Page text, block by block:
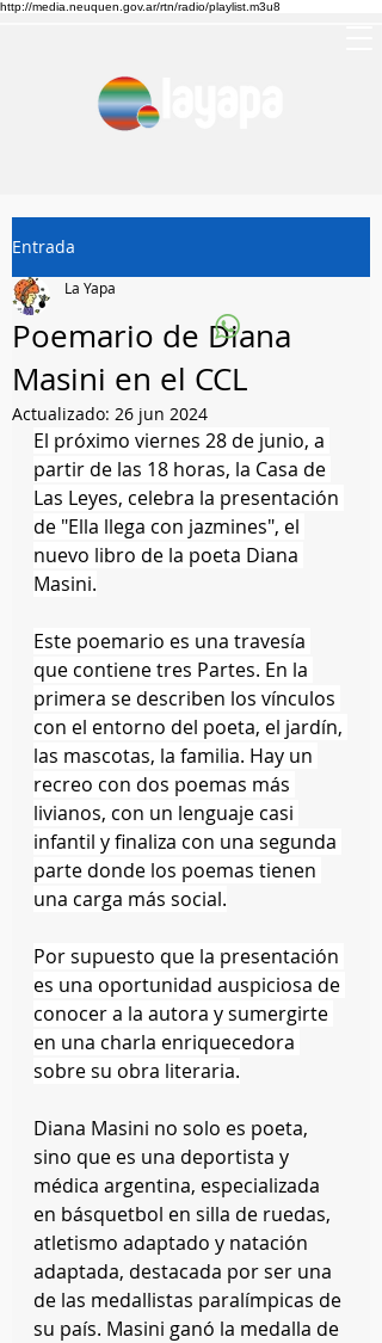
http://media.neuquen.gov.ar/rtn/radio/playlist.m3u8
Entrada
Poemario de Diana
Masini en el CCL
La Yapa
Actualizado: 26 jun 2024
El próximo viernes 28 de junio, a
partir de las 18 horas, la Casa de
Las Leyes, celebra la presentación
de "Ella llega con jazmines", el
nuevo libro de la poeta Diana
Masini.
Este poemario es una travesía
que contiene tres Partes. En la
primera se describen los vínculos
con el entorno del poeta, el jardín,
las mascotas, la familia. Hay un
recreo con dos poemas más
livianos, con un lenguaje casi
infantil y finaliza con una segunda
parte donde los poemas tienen
una carga más social.
Por supuesto que la presentación
es una oportunidad auspiciosa de
conocer a la autora y sumergirte
en una charla enriquecedora
sobre su obra literaria.
Diana Masini no solo es poeta,
sino que es una deportista y
médica argentina, especializada
en básquetbol en silla de ruedas,
atletismo adaptado y natación
adaptada, destacada por ser una
de las medallistas paralímpicas de
su país. Masini ganó la medalla de